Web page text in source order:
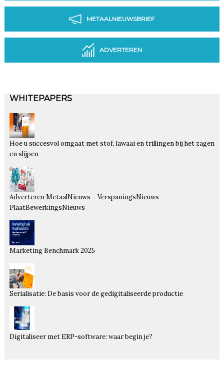
METAALNIEUWSBRIEF
ADVERTEREN
WHITEPAPERS
Hoe u succesvol omgaat met stof, lawaai en trillingen bij het zagen
en slijpen
Adverteren MetaalNieuws – VerspaningsNieuws –
PlaatBewerkingsNieuws
Marketing Benchmark 2025
Serialisatie: De basis voor de gedigitaliseerde productie
Digitaliseer met ERP-software: waar begin je?